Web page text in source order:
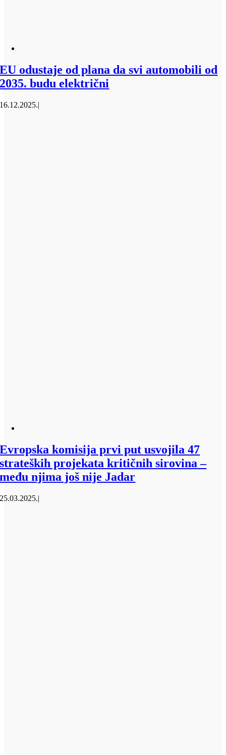
EU odustaje od plana da svi automobili od
2035. budu električni
16.12.2025.|
Evropska komisija prvi put usvojila 47
strateških projekata kritičnih sirovina –
među njima još nije Jadar
25.03.2025.|